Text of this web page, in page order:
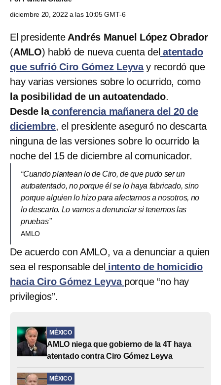
diciembre 20, 2022 a las 10:05 GMT-6
El presidente Andrés Manuel López Obrador
(AMLO) habló de nueva cuenta del atentado
que sufrió Ciro Gómez Leyva y recordó que
hay varias versiones sobre lo ocurrido, como
la posibilidad de un autoatendado.
Desde laconferencia mañanera del 20 de
diciembre, el presidente aseguró no descarta
ninguna de las versiones sobre lo ocurrido la
noche del 15 de diciembre al comunicador.
“Cuando plantean lo de Ciro, de que pudo ser un
autoatentado, no porque él se lo haya fabricado, sino
porque alguien lo hizo para afectarnos a nosotros, no
lo descarto. Lo vamos a denunciar si tenemos las
pruebas”
AMLO
De acuerdo con AMLO, va a denunciar a quien
sea el responsable del intento de homicidio
hacia Ciro Gómez Leyva porque “no hay
privilegios”.
MÉXICO
AMLO niega que gobierno de la 4T haya
atentado contra Ciro Gómez Leyva
MÉXICO